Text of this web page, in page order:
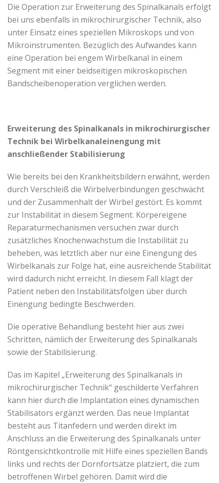
Die Operation zur Erweiterung des Spinalkanals erfolgt
bei uns ebenfalls in mikrochirurgischer Technik, also
unter Einsatz eines speziellen Mikroskops und von
Mikroinstrumenten. Bezüglich des Aufwandes kann
eine Operation bei engem Wirbelkanal in einem
Segment mit einer beidseitigen mikroskopischen
Bandscheibenoperation verglichen werden.
Erweiterung des Spinalkanals in mikrochirurgischer
Technik bei Wirbelkanaleinengung mit
anschließender Stabilisierung
Wie bereits bei den Krankheitsbildern erwähnt, werden
durch Verschleiß die Wirbelverbindungen geschwächt
und der Zusammenhalt der Wirbel gestört. Es kommt
zur Instabilität in diesem Segment. Körpereigene
Reparaturmechanismen versuchen zwar durch
zusätzliches Knochenwachstum die Instabilität zu
beheben, was letztlich aber nur eine Einengung des
Wirbelkanals zur Folge hat, eine ausreichende Stabilität
wird dadurch nicht erreicht. In diesem Fall klagt der
Patient neben den Instabilitätsfolgen über durch
Einengung bedingte Beschwerden.
Die operative Behandlung besteht hier aus zwei
Schritten, nämlich der Erweiterung des Spinalkanals
sowie der Stabilisierung.
Das im Kapitel „Erweiterung des Spinalkanals in
mikrochirurgischer Technik“ geschilderte Verfahren
kann hier durch die Implantation eines dynamischen
Stabilisators ergänzt werden. Das neue Implantat
besteht aus Titanfedern und werden direkt im
Anschluss an die Erweiterung des Spinalkanals unter
Röntgensichtkontrolle mit Hilfe eines speziellen Bands
links und rechts der Dornfortsätze platziert, die zum
betroffenen Wirbel gehören. Damit wird die